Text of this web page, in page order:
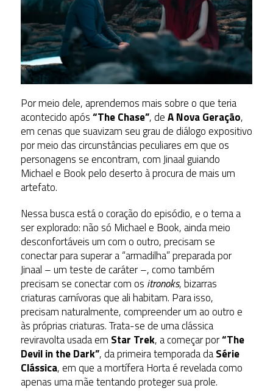
Por meio dele, aprendemos mais sobre o que teria
acontecido após“The Chase”, deA Nova Geração,
em cenas que suavizam seu grau de diálogo expositivo
por meio das circunstâncias peculiares em que os
personagens se encontram, com Jinaal guiando
Michael e Book pelo deserto à procura de mais um
artefato.
Nessa busca está o coração do episódio, e o tema a
ser explorado: não só Michael e Book, ainda meio
desconfortáveis um com o outro, precisam se
conectar para superar a “armadilha” preparada por
Jinaal – um teste de caráter –, como também
precisam se conectar com os itronoks, bizarras
criaturas carnívoras que ali habitam. Para isso,
precisam naturalmente, compreender um ao outro e
às próprias criaturas. Trata-se de uma clássica
reviravolta usada em Star Trek, a começar por“The
Devil in the Dark”, da primeira temporada daSérie
Clássica, em que a mortífera Horta é revelada como
apenas uma mãe tentando proteger sua prole.